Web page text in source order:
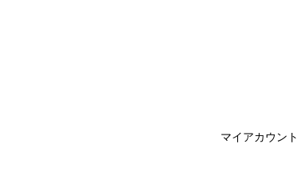
マイアカウント